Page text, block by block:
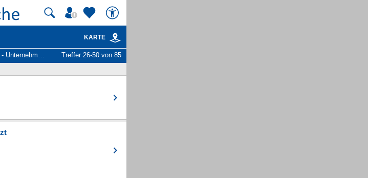
KARTE
und Personen Treffer 26-50 von 85